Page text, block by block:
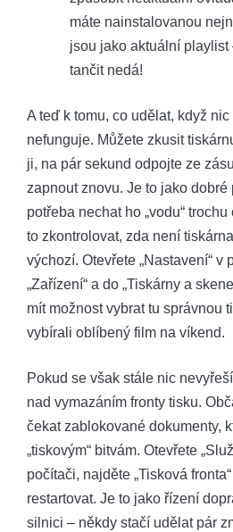
máte nainstalovanou
jsou jako aktuální playlist
tančit nedá!
A teď k tomu, co udělat, když
nefunguje. Můžete zkusit
ji, na pár sekund odpojte ze
zapnout znovu. Je to jako dobré
potřeba nechat ho „vodu“
to zkontrolovat, zda není
výchozí. Otevřete „Nastavení“ v
„Zařízení“ a do „Tiskárny a
mít možnost vybrat tu správnou
vybírali oblíbený film na víkend.
Pokud se však stále nic
nad vymazáním fronty tisku.
čekat zablokované dokumenty,
„tiskovým“ bitvám. Otevřete
počítači, najděte „Tisková
restartovat. Je to jako řízení
silnici – někdy stačí udělat pár